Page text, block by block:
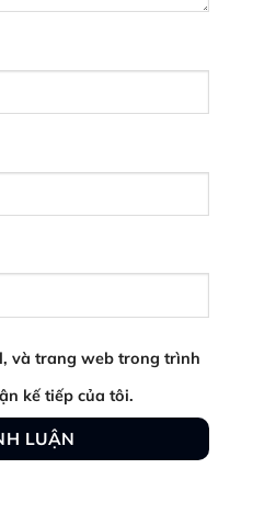
và trang web trong trình
kế tiếp của tôi.